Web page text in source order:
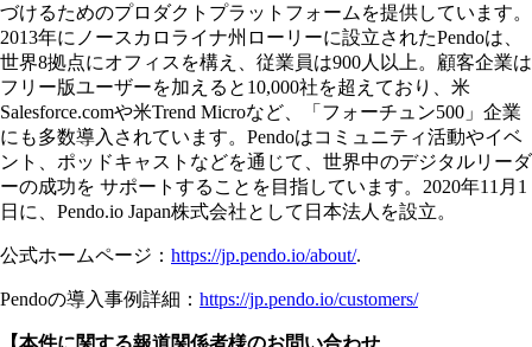
づけるためのプロダクトプラットフォームを提供しています。
2013年にノースカロライナ州ローリーに設立されたPendoは、
世界8拠点にオフィスを構え、従業員は900人以上。顧客企業は
フリー版ユーザーを加えると10,000社を超えており、米
Salesforce.comや米Trend Microなど、「フォーチュン500」企業
にも多数導入されています。Pendoはコミュニティ活動やイベ
ント、ポッドキャストなどを通じて、世界中のデジタルリーダ
ーの成功を サポートすることを目指しています。2020年11月1
日に、Pendo.io Japan株式会社として日本法人を設立。
公式ホームページ： https://jp.pendo.io/about/.
Pendoの導入事例詳細： https://jp.pendo.io/customers/
【本件に関する報道関係者様のお問い合わせ